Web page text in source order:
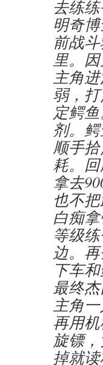
去练
明奇
前战
里。
主角
弱，
定鳄
剂。
顺手
耗。
拿去
也不
白痴
等级
边。
下车
最终
主角
再用
旋镖
掉就